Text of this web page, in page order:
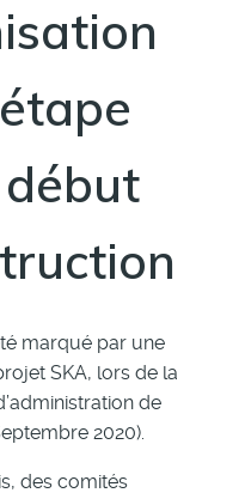
marqué par une
SKA, lors de la
de
2020).
des comités